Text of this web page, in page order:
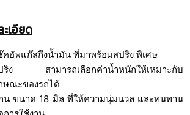
เอียด
คอัพแก๊สกึงน้ำมัน ที่มาพร้อมสปริง พิเศษ
ริง สามารถเลือกค่าน้ำหนักให้เหมาะกับ
ษณะของรถได้
น ขนาด 18 มิล ที่ให้ความนุ่มนวล และทนทาน